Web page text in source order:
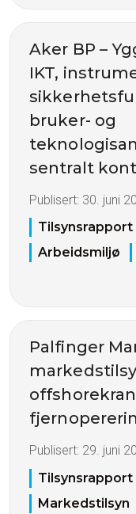
Aker BP –
IKT,
bruker- og
sentralt
Publisert: 30. juni
Tilsynsrapport
Arbeidsmiljø
Palfinger
Publisert: 29. juni
Tilsynsrapport
Markedstilsyn